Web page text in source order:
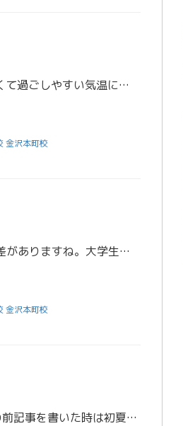
みなさんこんにちは、高2担当の米田です。 だいぶ涼しくて過ごしやすい気温になってきましたね。ただ、気温の差が大きくて毎日服を選ぶのに苦労しています。15日から風邪をひいてしまったのでみなさん（特に受験生）は季節の変わり目 […]
金沢本町校
こんにちは、高１担当の能澤です！最近は昼と夜で寒暖差がありますね。大学生は私服なので、毎日気温に合わせて服装を決めるのが大変です（笑） ／ 高校１年生、高校２年生のみなさん、東進では徐々に新学年がスタートしています！三者 […]
金沢本町校
こんにちは、お久しぶりです。高3担当の石山です。この前記事を書いた時は初夏でかなり暑かったはずですが、一転して寒さを感じる季節となってきました。季節の変わり目は風に気をつけましょう。 ／ さて、2.3日前日本被団協がノー […]